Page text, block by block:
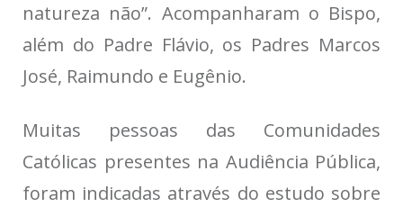
natureza não”. Acompanharam o Bispo,
além do Padre Flávio, os Padres Marcos
José, Raimundo e Eugênio.
Muitas pessoas das Comunidades
Católicas presentes na Audiência Pública,
foram indicadas através do estudo sobre